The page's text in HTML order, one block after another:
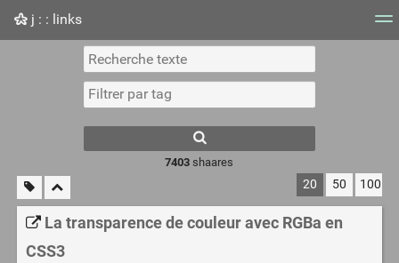
j : : links
Nuage de tags Mur d'images
7403 shaares
20 50 100
La transparence de couleur avec RGBa en
CSS3